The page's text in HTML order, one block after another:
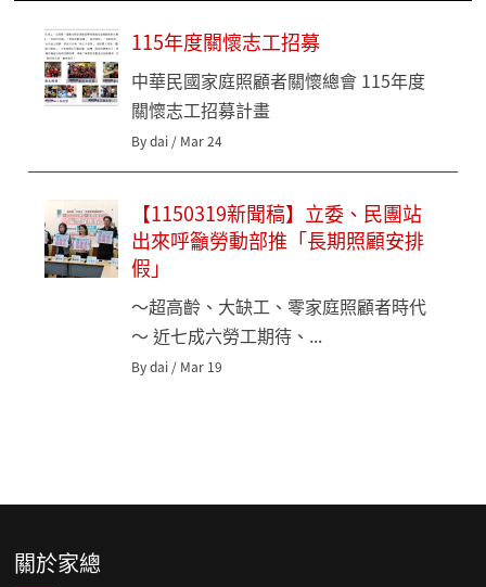
115年度關懷志工招募
中華民國家庭照顧者關懷總會 115年度
關懷志工招募計畫
By dai / Mar 24
【1150319新聞稿】立委、民團站
出來呼籲勞動部推「長期照顧安排
假」
～超高齡、大缺工、零家庭照顧者時代
～ 近七成六勞工期待、...
By dai / Mar 19
關於家總